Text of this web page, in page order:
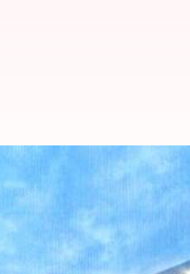
अपना पहला डे-